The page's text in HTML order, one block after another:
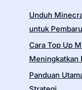
Unduh
untuk
Cara Top Up
Meningkatkan
Panduan